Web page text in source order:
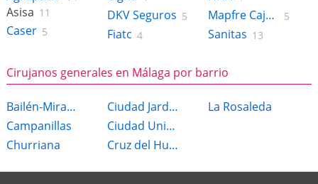
Asisa 11
Caser 5
DKV Seguros 5
Fiatc 4
Mapfre Caja Salud 5
Sanitas 13
Cirujanos generales en Málaga por barrio
Bailén-Miraflores
Campanillas
Churriana
Ciudad Jardín
Ciudad Universitaria
Cruz del Humilladero
La Rosaleda